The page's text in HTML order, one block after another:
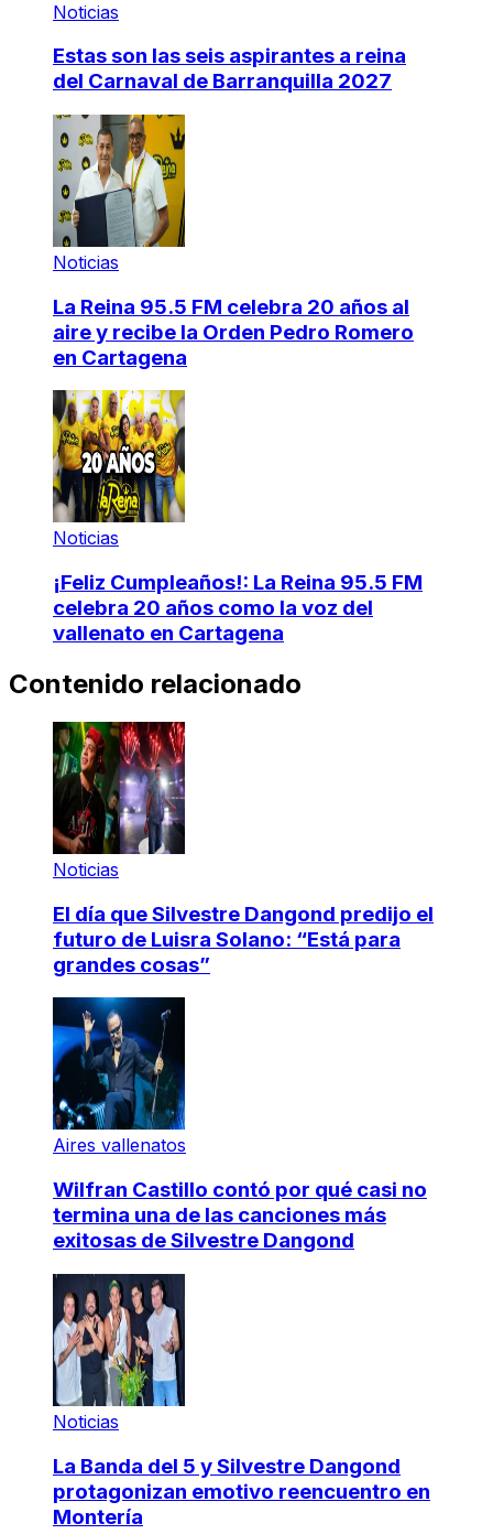
Noticias
Estas son las seis aspirantes a reina
del Carnaval de Barranquilla 2027
Noticias
La Reina 95.5 FM celebra 20 años al
aire y recibe la Orden Pedro Romero
en Cartagena
Noticias
¡Feliz Cumpleaños!: La Reina 95.5 FM
celebra 20 años como la voz del
vallenato en Cartagena
Contenido relacionado
Noticias
El día que Silvestre Dangond predijo el
futuro de Luisra Solano: “Está para
grandes cosas”
Aires vallenatos
Wilfran Castillo contó por qué casi no
termina una de las canciones más
exitosas de Silvestre Dangond
Noticias
La Banda del 5 y Silvestre Dangond
protagonizan emotivo reencuentro en
Montería